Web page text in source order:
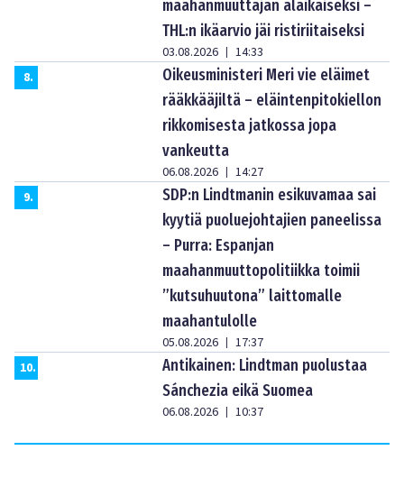
maahanmuuttajan alaikäiseksi –
THL:n ikäarvio jäi ristiriitaiseksi
03.08.2026 | 14:33
8.
Oikeusministeri Meri vie eläimet
rääkkääjiltä – eläintenpitokiellon
rikkomisesta jatkossa jopa
vankeutta
06.08.2026 | 14:27
9.
SDP:n Lindtmanin esikuvamaa sai
kyytiä puoluejohtajien paneelissa
– Purra: Espanjan
maahanmuuttopolitiikka toimii
”kutsuhuutona” laittomalle
maahantulolle
05.08.2026 | 17:37
10.
Antikainen: Lindtman puolustaa
Sánchezia eikä Suomea
06.08.2026 | 10:37